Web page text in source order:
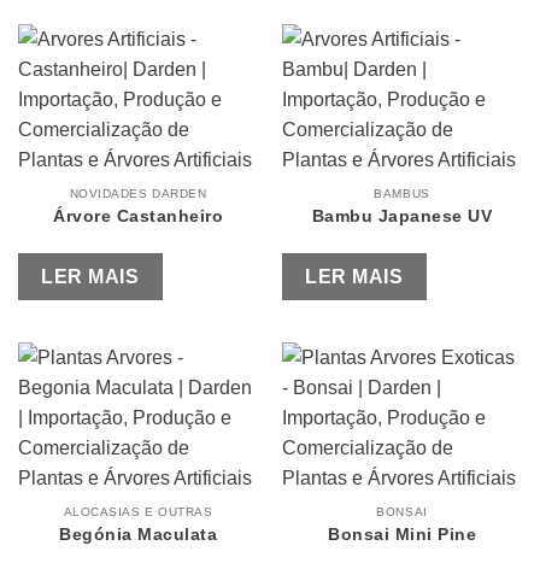
NOVIDADES DARDEN
Árvore Castanheiro
LER MAIS
BAMBUS
Bambu Japanese UV
LER MAIS
ALOCASIAS E OUTRAS
Begónia Maculata
BONSAI
Bonsai Mini Pine